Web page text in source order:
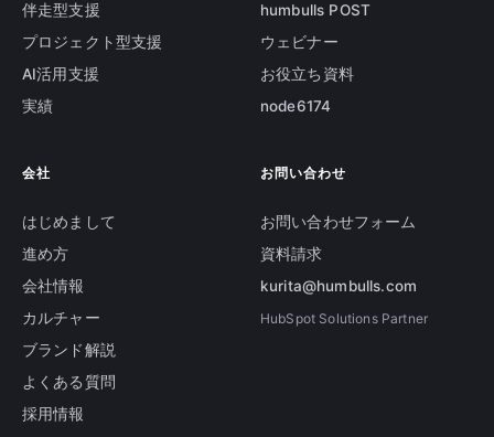
伴走型支援
プロジェクト型支援
AI活用支援
実績
humbulls POST
ウェビナー
お役立ち資料
node6174
会社
はじめまして
進め方
会社情報
カルチャー
ブランド解説
よくある質問
採用情報
お問い合わせ
お問い合わせフォーム
資料請求
kurita@humbulls.com
HubSpot Solutions Partner